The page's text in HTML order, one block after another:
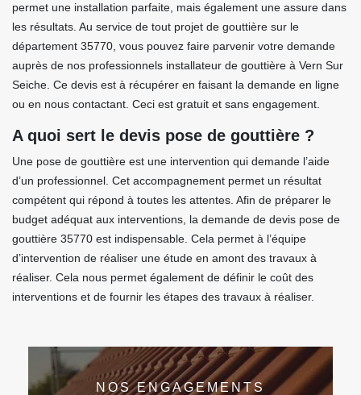
permet une installation parfaite, mais également une assure dans
les résultats. Au service de tout projet de gouttière sur le
département 35770, vous pouvez faire parvenir votre demande
auprès de nos professionnels installateur de gouttière à Vern Sur
Seiche. Ce devis est à récupérer en faisant la demande en ligne
ou en nous contactant. Ceci est gratuit et sans engagement.
A quoi sert le devis pose de gouttière ?
Une pose de gouttière est une intervention qui demande l’aide
d’un professionnel. Cet accompagnement permet un résultat
compétent qui répond à toutes les attentes. Afin de préparer le
budget adéquat aux interventions, la demande de devis pose de
gouttière 35770 est indispensable. Cela permet à l’équipe
d’intervention de réaliser une étude en amont des travaux à
réaliser. Cela nous permet également de définir le coût des
interventions et de fournir les étapes des travaux à réaliser.
NOS ENGAGEMENTS